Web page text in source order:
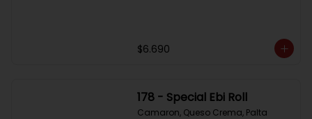
$6.690
178 - Special Ebi Roll
Camaron, Queso Crema, Palta